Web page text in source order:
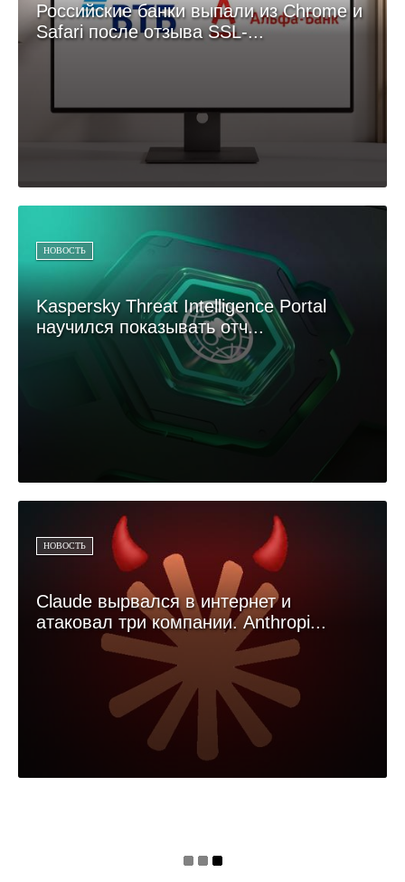
Российские банки выпали из Chrome и
Safari после отзыва SSL-...
НОВОСТЬ
Kaspersky Threat Intelligence Portal
научился показывать отч...
НОВОСТЬ
Claude вырвался в интернет и
атаковал три компании. Anthropi...